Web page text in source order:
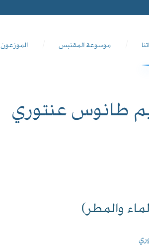
موسوعة المقتبس الموزعون
طانوس عنتوري
والمطر)